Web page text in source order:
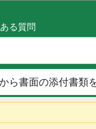
る質問
ら書面の添付書類